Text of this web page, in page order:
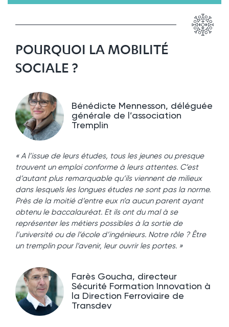
POURQUOI LA MOBILITÉ
SOCIALE ?
Bénédicte Mennesson, déléguée
générale de l’association
Tremplin
« A l’issue de leurs études, tous les jeunes ou presque
trouvent un emploi conforme à leurs attentes. C’est
d’autant plus remarquable qu’ils viennent de milieux
dans lesquels les longues études ne sont pas la norme.
Près de la moitié d’entre eux n’a aucun parent ayant
obtenu le baccalauréat. Et ils ont du mal à se
représenter les métiers possibles à la sortie de
l’université ou de l’école d’ingénieurs. Notre rôle ? Être
un tremplin pour l’avenir, leur ouvrir les portes. »
Farès Goucha, directeur
Sécurité Formation Innovation à
la Direction Ferroviaire de
Transdev